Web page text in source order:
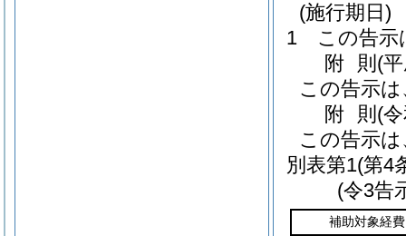
(施行期日)
1
この告示
附 則 (
この告示
附 則 (
この告示
別表第1(第4
(令3告
補助対象経費